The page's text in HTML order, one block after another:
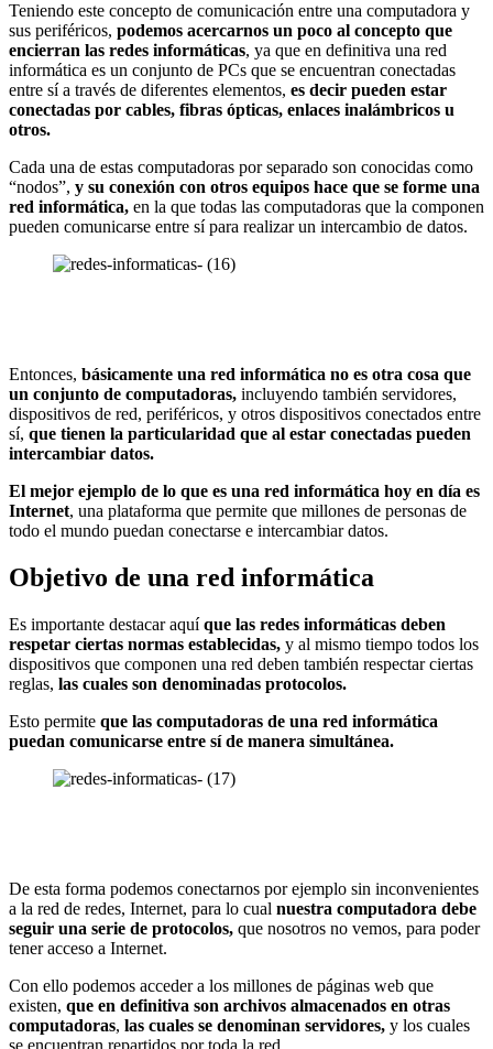
Teniendo este concepto de comunicación entre una computadora y
sus periféricos, podemos acercarnos un poco al concepto que
encierran las redes informáticas, ya que en definitiva una red
informática es un conjunto de PCs que se encuentran conectadas
entre sí a través de diferentes elementos, es decir pueden estar
conectadas por cables, fibras ópticas, enlaces inalámbricos u
otros.
Cada una de estas computadoras por separado son conocidas como
“nodos”, y su conexión con otros equipos hace que se forme una
red informática, en la que todas las computadoras que la componen
pueden comunicarse entre sí para realizar un intercambio de datos.
Entonces, básicamente una red informática no es otra cosa que
un conjunto de computadoras, incluyendo también servidores,
dispositivos de red, periféricos, y otros dispositivos conectados entre
sí, que tienen la particularidad que al estar conectadas pueden
intercambiar datos.
El mejor ejemplo de lo que es una red informática hoy en día es
Internet, una plataforma que permite que millones de personas de
todo el mundo puedan conectarse e intercambiar datos.
Objetivo de una red informática
Es importante destacar aquíque las redes informáticas deben
respetar ciertas normas establecidas, y al mismo tiempo todos los
dispositivos que componen una red deben también respectar ciertas
reglas, las cuales son denominadas protocolos.
Esto permite que las computadoras de una red informática
puedan comunicarse entre sí de manera simultánea.
De esta forma podemos conectarnos por ejemplo sin inconvenientes
a la red de redes, Internet, para lo cual nuestra computadora debe
seguir una serie de protocolos, que nosotros no vemos, para poder
tener acceso a Internet.
Con ello podemos acceder a los millones de páginas web que
existen, que en definitiva son archivos almacenados en otras
computadoras, las cuales se denominan servidores, y los cuales